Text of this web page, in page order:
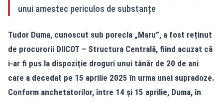
unui amestec periculos de substanțe
Tudor Duma, cunoscut sub porecla „Maru”, a fost reținut
de procurorii DIICOT – Structura Centrală, fiind acuzat că
i-ar fi pus la dispoziție droguri unui tânăr de 20 de ani
care a decedat pe 15 aprilie 2025 în urma unei supradoze.
Conform anchetatorilor, între 14 și 15 aprilie, Duma, în